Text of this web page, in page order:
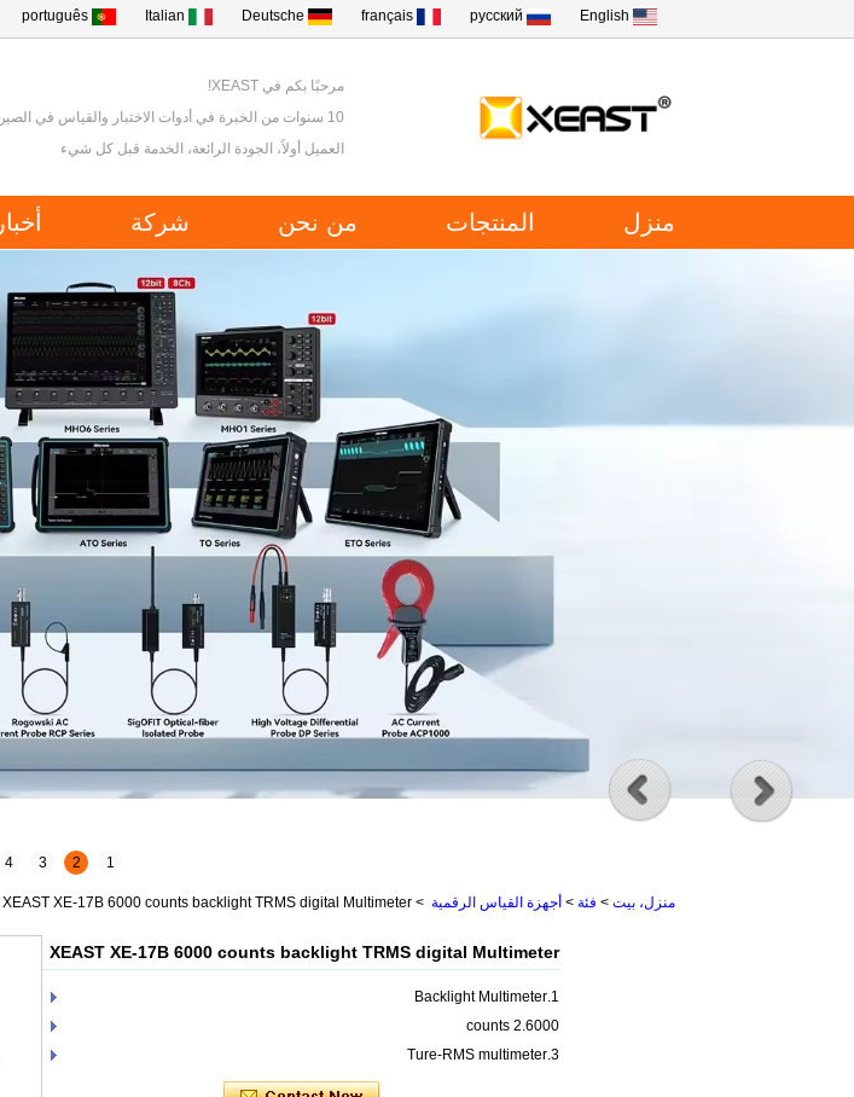
English
русский
français
Deutsche
Italian
português
مرحبًا بكم في XEAST!
10 سنوات من الخبرة في أدوات الاختبار والقياس في الصين.
العميل أولاً، الجودة الرائعة، الخدمة قبل كل شيء
منزل المنتجات من نحن شركة أخبار
1
2
3
4
منزل، بيت > فئة > أجهزة القياس الرقمية >
XEAST XE-17B 6000 counts backlight TRMS digital Multimeter
XEAST XE-17B 6000 counts backlight TRMS digital Multimeter
1.Backlight Multimeter
2.6000 counts
3.Ture-RMS multimeter